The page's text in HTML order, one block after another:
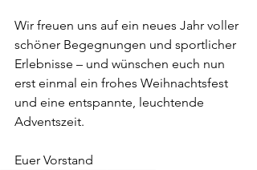
Wir freuen uns auf ein neues Jahr voller
schöner Begegnungen und sportlicher
Erlebnisse – und wünschen euch nun
erst einmal ein frohes Weihnachtsfest
und eine entspannte, leuchtende
Adventszeit.
Euer Vorstand